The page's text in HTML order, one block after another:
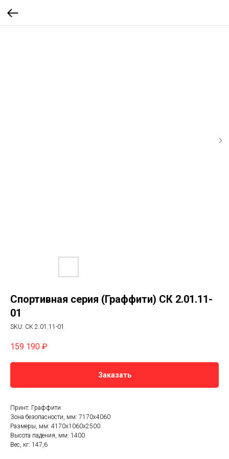
Спортивная серия (Граффити) СК 2.01.11-
01
SKU: СК 2.01.11-01
159 190 ₽
Заказать
Принт: Граффити
Зона безопасности, мм: 7170х4060
Размеры, мм: 4170х1060х2500
Высота падения, мм: 1400
Вес, кг: 147,6